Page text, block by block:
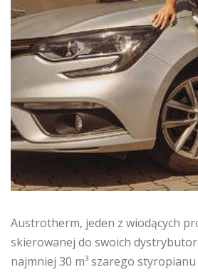
Austrotherm, jeden z wiodących
skierowanej do swoich
najmniej 30 m³ szarego